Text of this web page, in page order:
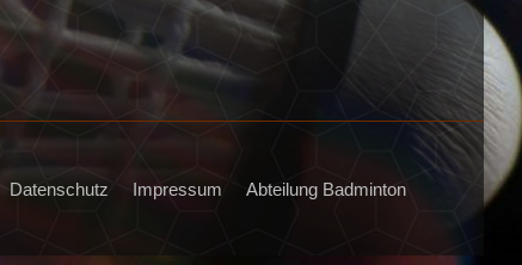
Datenschutz Impressum Abteilung Badminton